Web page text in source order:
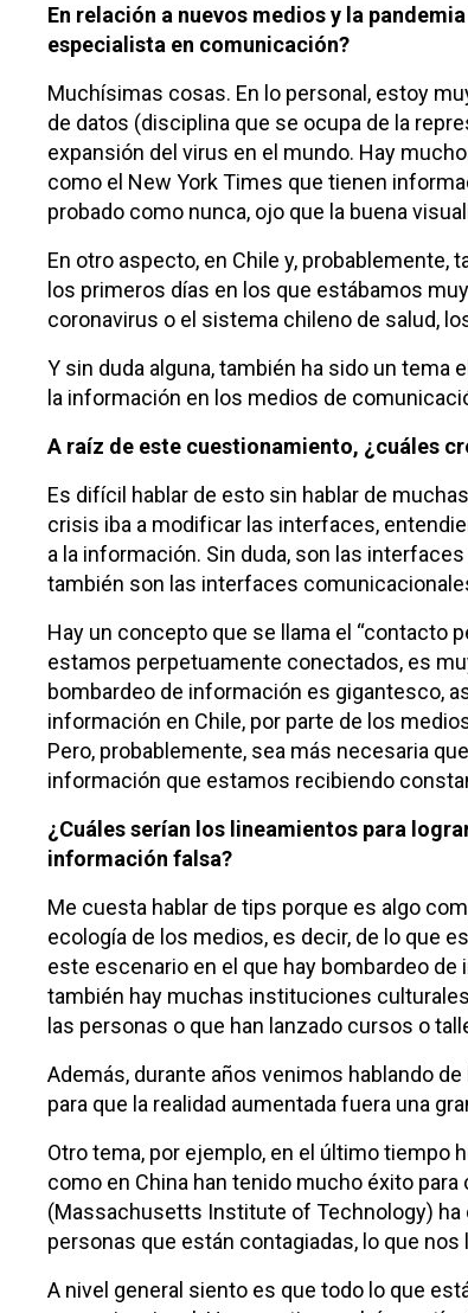
En relación a nuevos medios y la
especialista en comunicación?
Muchísimas cosas. En lo personal, estoy
de datos (disciplina que se ocupa de la
expansión del virus en el mundo. Hay
como el New York Times que tienen
probado como nunca, ojo que la buena
En otro aspecto, en Chile y,
los primeros días en los que estábamos
coronavirus o el sistema chileno de salud,
Y sin duda alguna, también ha sido un
la información en los medios de
A raíz de este cuestionamiento, ¿cuáles
Es difícil hablar de esto sin hablar de
crisis iba a modificar las interfaces,
a la información. Sin duda, son las
también son las interfaces
Hay un concepto que se llama el “contacto
estamos perpetuamente conectados, es
bombardeo de información es gigantesco,
información en Chile, por parte de los
Pero, probablemente, sea más necesaria
información que estamos recibiendo
¿Cuáles serían los lineamientos para
información falsa?
Me cuesta hablar de tips porque es algo
ecología de los medios, es decir, de lo que
este escenario en el que hay bombardeo
también hay muchas instituciones
las personas o que han lanzado cursos o
Además, durante años venimos hablando
para que la realidad aumentada fuera una
Otro tema, por ejemplo, en el último tiempo
como en China han tenido mucho éxito
(Massachusetts Institute of Technology) ha
personas que están contagiadas, lo que
A nivel general siento es que todo lo que